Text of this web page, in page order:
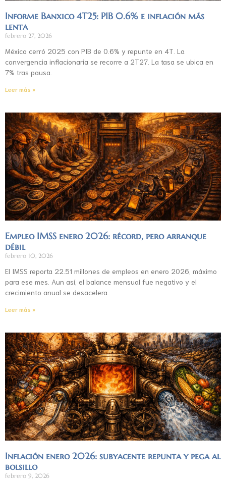
Informe Banxico 4T25: PIB 0.6% e inflación más
lenta
febrero 27, 2026
México cerró 2025 con PIB de 0.6% y repunte en 4T. La
convergencia inflacionaria se recorre a 2T27. La tasa se ubica en
7% tras pausa.
Leer más »
Empleo IMSS enero 2026: récord, pero arranque
débil
febrero 10, 2026
El IMSS reporta 22.51 millones de empleos en enero 2026, máximo
para ese mes. Aun así, el balance mensual fue negativo y el
crecimiento anual se desacelera.
Leer más »
Inflación enero 2026: subyacente repunta y pega al
bolsillo
febrero 9, 2026